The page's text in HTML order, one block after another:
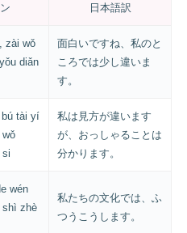
日本語訳
zài wǒ
diǎn
面白いですね、私のと
ころでは少し違いま
す。
bú tài yí
wǒ
si
私は見方が違います
が、おっしゃることは
分かります。
wén
shì zhè
私たちの文化では、ふ
つうこうします。